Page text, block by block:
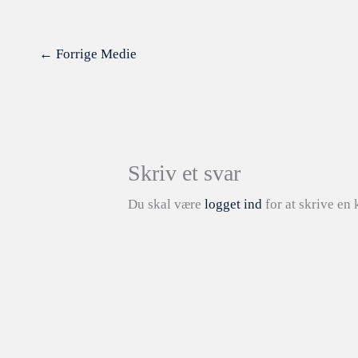
← Forrige Medie
Skriv et svar
Du skal værelogget ind for at skrive en